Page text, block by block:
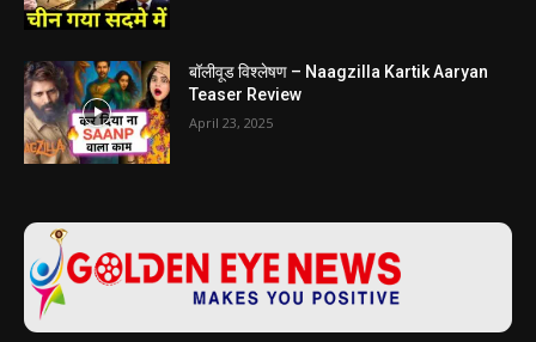
बॉलीवूड विश्लेषण – Naagzilla Kartik Aaryan
Teaser Review
April 23, 2025